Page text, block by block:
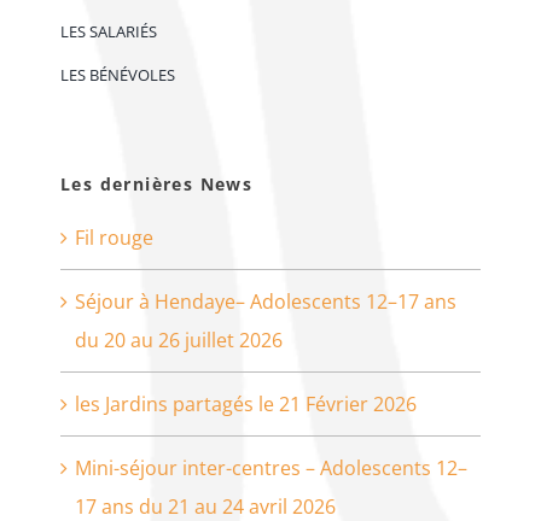
LES SALARIÉS
LES BÉNÉVOLES
Les dernières News
Fil rouge
Séjour à Hendaye– Adolescents 12–17 ans
du 20 au 26 juillet 2026
les Jardins partagés le 21 Février 2026
Mini-séjour inter-centres – Adolescents 12–
17 ans du 21 au 24 avril 2026